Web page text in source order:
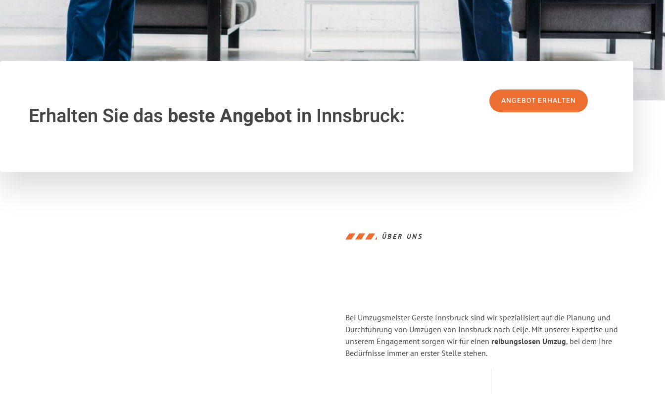
Erhalten Sie das beste Angebotin Innsbruck:
ANGEBOT ERHALTEN
ÜBER UNS
Bei Umzugsmeister Gerste Innsbruck sind wir spezialisiert auf die Planung und
Durchführung von Umzügen von Innsbruck nach Celje. Mit unserer Expertise und
unserem Engagement sorgen wir für einen reibungslosen Umzug, bei dem Ihre
Bedürfnisse immer an erster Stelle stehen.